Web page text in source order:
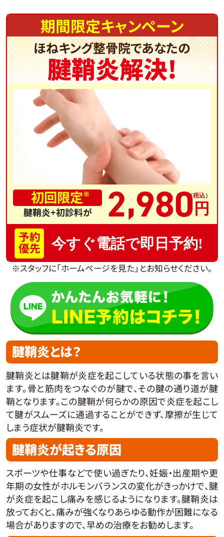
期間限定キャンペーン
ほねキング整骨院であなたの
腱鞘炎解決!
初回限定※
腱鞘炎+初診料が 2,980
予約
優先 今すぐ電話で即日予約!
※スタッフに「ホームページを見た」とお知らせください。
腱鞘炎とは？
腱鞘炎とは腱鞘が炎症を起こしている状態の事を言い
ます。骨と筋肉をつなぐのが腱で、その腱の通り道が腱
鞘となります。この腱鞘が何らかの原因で炎症を起こし
て腱がスムーズに通過することができず、摩擦が生じて
しまう症状が腱鞘炎です。
腱鞘炎が起きる原因
スポーツや仕事などで使い過ぎたり、妊娠・出産期や更
年期の女性がホルモンバランスの変化がきっかけで、腱
が炎症を起こし痛みを感じるようになります。腱鞘炎は
放っておくと、痛みが強くなりあらゆる動作が困難になる
場合がありますので、早めの治療をお勧めします。